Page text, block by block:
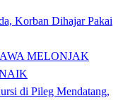
Korban Dihajar Pakai
MELONJAK
di Pileg Mendatang,